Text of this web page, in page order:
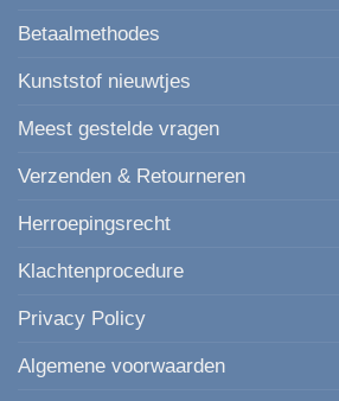
Betaalmethodes
Kunststof nieuwtjes
Meest gestelde vragen
Verzenden & Retourneren
Herroepingsrecht
Klachtenprocedure
Privacy Policy
Algemene voorwaarden